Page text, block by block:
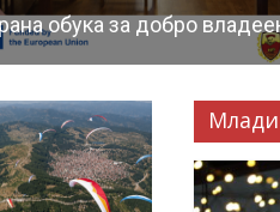
обука за добро
Млади